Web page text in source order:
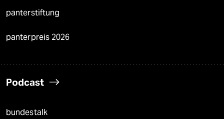
panterstiftung
panterpreis 2026
Podcast
bundestalk